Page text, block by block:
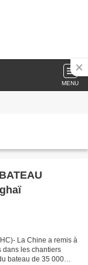
MENU
La Chine a remis à
dans les chantiers
bateau de 35 000